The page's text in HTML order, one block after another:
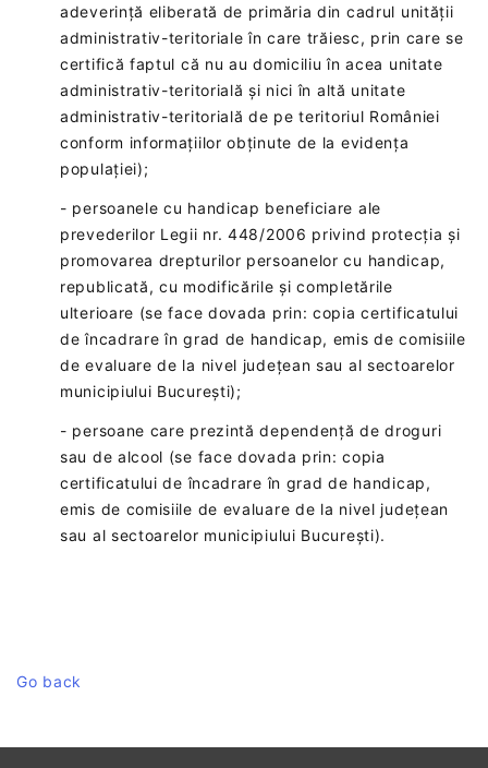
adeverință eliberată de primăria din cadrul unității
administrativ-teritoriale în care trăiesc, prin care se
certifică faptul că nu au domiciliu în acea unitate
administrativ-teritorială și nici în altă unitate
administrativ-teritorială de pe teritoriul României
conform informațiilor obținute de la evidența
populației);
- persoanele cu handicap beneficiare ale
prevederilor Legii nr. 448/2006 privind protecția și
promovarea drepturilor persoanelor cu handicap,
republicată, cu modificările și completările
ulterioare (se face dovada prin: copia certificatului
de încadrare în grad de handicap, emis de comisiile
de evaluare de la nivel județean sau al sectoarelor
municipiului București);
- persoane care prezintă dependență de droguri
sau de alcool (se face dovada prin: copia
certificatului de încadrare în grad de handicap,
emis de comisiile de evaluare de la nivel județean
sau al sectoarelor municipiului București).
Go back